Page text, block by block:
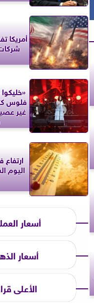
أمريكا
فلوس
غير
ارتفاع
أسعار
أسعار
الأعلى